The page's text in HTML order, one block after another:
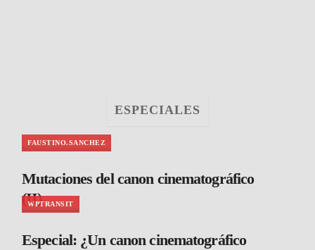
ESPECIALES
FAUSTINO.SANCHEZ
Mutaciones del canon cinematográfico
(II)
WPTRANSIT
Especial: ¿Un canon cinematográfico